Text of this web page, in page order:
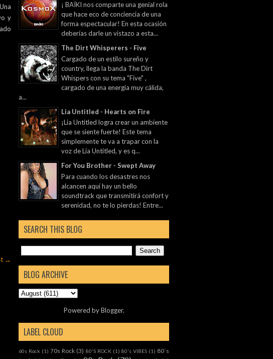
y
→
¡ BAÏKI nos comparte una genial rola
que hace eco de conciencia de una
forma espectacular! En esta ocasión
deberías darle un vistazo a esta...
The Dirt Whisperers - Five
Cargado de un estilo sureño y
country, llega la banda The Dirt
Whispers con su tema "Five" ,
cargado de una energía muy cálida,
a...
Lia Untitled - Hearts on Fire
¡Lia Untitled logra crear un ambiente
que se siente fuerte! Este tema
simplemente te va a trapar con la
voz de Lia Untitled, y es q...
For You Brother - Swept Away
Para cuando los desastres nos
alcancen aquí hay un bello
soundtrack que transmitirá confort y
serenidad, no te lo pierdas! Entre...
SEARCH THIS BLOG
BLOG ARCHIVE
Powered byBlogger.
LABEL CLOUD
60s Rock (1) 70s Rock (3) 80'S ROCK (1) 80's VIBES (1) 80´s